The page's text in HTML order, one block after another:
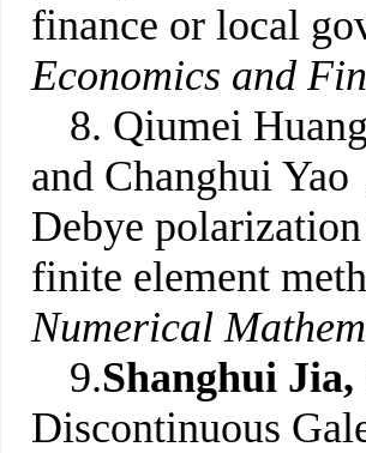
finance or local
Economics and
8. Qiumei
and Changhui
Debye
finite element
Numerical
9.Shanghui Jia,
Discontinuous